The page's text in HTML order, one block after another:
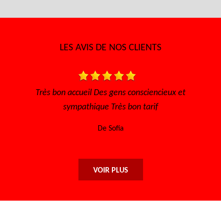
LES AVIS DE NOS CLIENTS
Très bon accueil Des gens consciencieux et
sympathique Très bon tarif
De Sofia
VOIR PLUS